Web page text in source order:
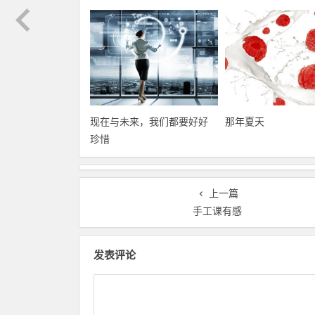
现在与未来，我们都要好好
珍惜
那年夏天
上一篇
手工课有感
发表评论